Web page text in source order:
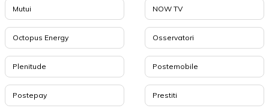
Mutui NOW TV
Octopus Energy Osservatori
Plenitude Postemobile
Postepay Prestiti